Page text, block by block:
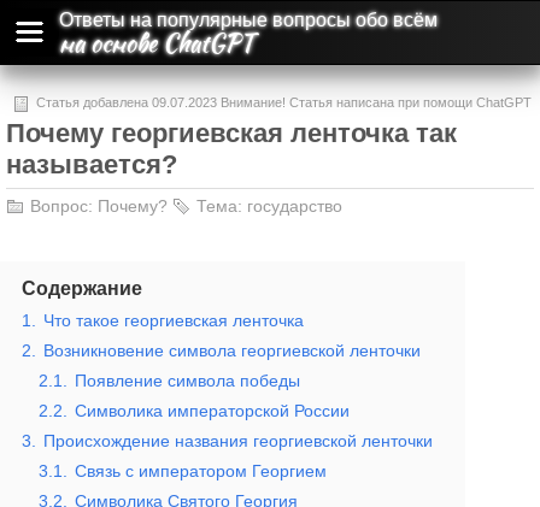
Ответы на популярные вопросы обо всём
на основе ChatGPT
Статья добавлена 09.07.2023 Внимание! Статья написана при помощи ChatGPT
и может содержать ошибки и неточности.
Почему георгиевская ленточка так
называется?
Вопрос: Почему? Тема: государство
Содержание
1.
Что такое георгиевская ленточка
2.
Возникновение символа георгиевской ленточки
2.1.
Появление символа победы
2.2.
Символика императорской России
3.
Происхождение названия георгиевской ленточки
3.1.
Связь с императором Георгием
3.2.
Символика Святого Георгия